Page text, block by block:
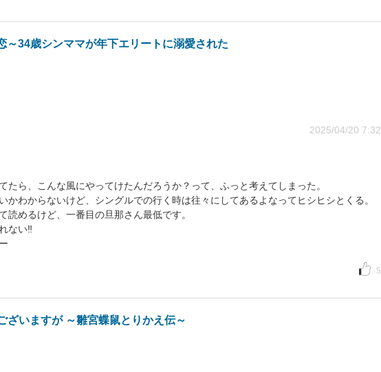
～34歳シンママが年下エリートに溺愛された
2025/04/20 7:32
たら、こんな風にやってけたんだろうか？って、ふっと考えてしまった。
かわからないけど、シングルでの行く時は往々にしてあるよなってヒシヒシとくる。
めるけど、一番目の旦那さん最低です。
ない‼︎
5
ざいますが ～雛宮蝶鼠とりかえ伝～